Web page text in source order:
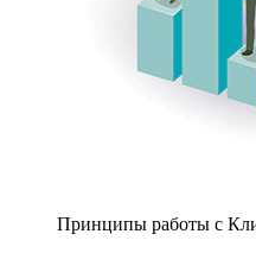
Принципы работы с